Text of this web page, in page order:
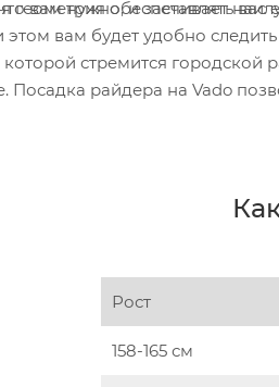
вам нужно, и заставлять вас
геометрия обеспечивает
этом вам будет удобно
которой стремится
Посадка райдера на Vado
Рост
158-165 см